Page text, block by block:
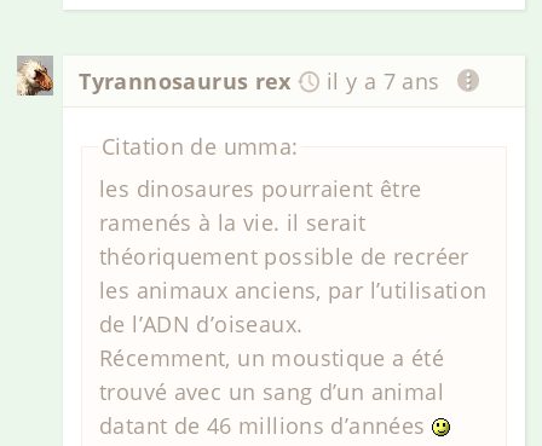
Tyrannosaurus rex il y a 7 ans
Citation de umma:
les dinosaures pourraient être
ramenés à la vie. il serait
théoriquement possible de recréer
les animaux anciens, par l’utilisation
de l’ADN d’oiseaux.
Récemment, un moustique a été
trouvé avec un sang d’un animal
datant de 46 millions d’années